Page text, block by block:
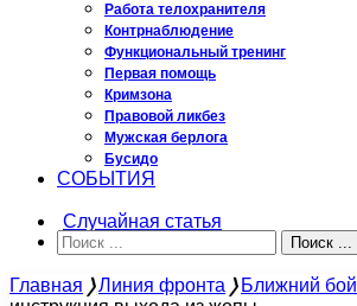
Работа телохранителя
Контрнаблюдение
Функциональный тренинг
Первая помощь
Кримзона
Правовой ликбез
Мужская берлога
Бусидо
СОБЫТИЯ
Случайная статья
Поиск ...
Главная ❭Линия фронта ❭ Ближний бой